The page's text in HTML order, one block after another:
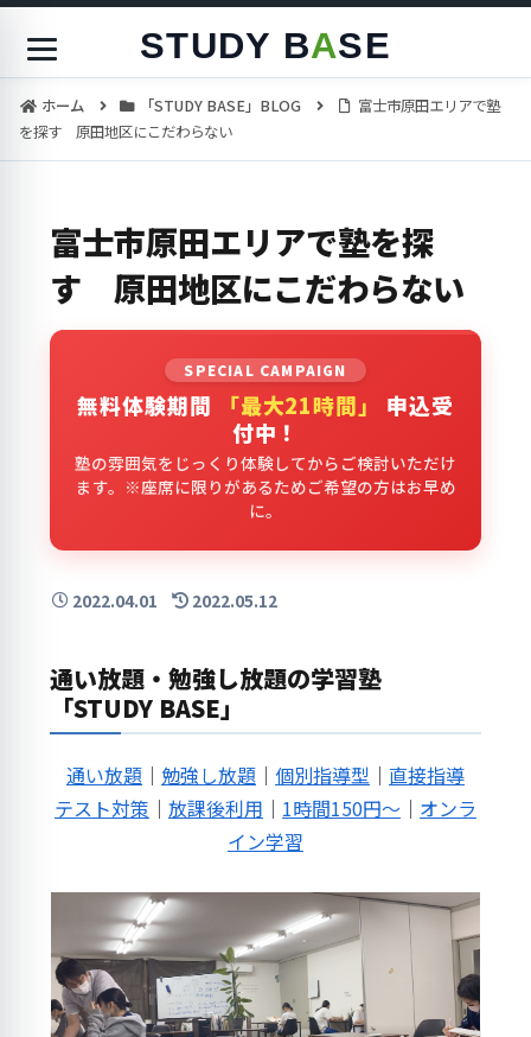
STUDY BASE
ホーム 「STUDY BASE」BLOG
富士市原田エリアで塾
を探す 原田地区にこだわらない
富士市原田エリアで塾を探
す 原田地区にこだわらない
SPECIAL CAMPAIGN
無料体験期間 「最大21時間」
申込受
付中！
塾の雰囲気をじっくり体験してからご検討いただけ
ます。※座席に限りがあるためご希望の方はお早め
に。
2022.04.01 2022.05.12
通い放題・勉強し放題の学習塾
「STUDY BASE」
通い放題 ｜ 勉強し放題 ｜ 個別指導型 ｜ 直接指導
テスト対策 ｜ 放課後利用 ｜ 1時間150円～ ｜ オンラ
イン学習